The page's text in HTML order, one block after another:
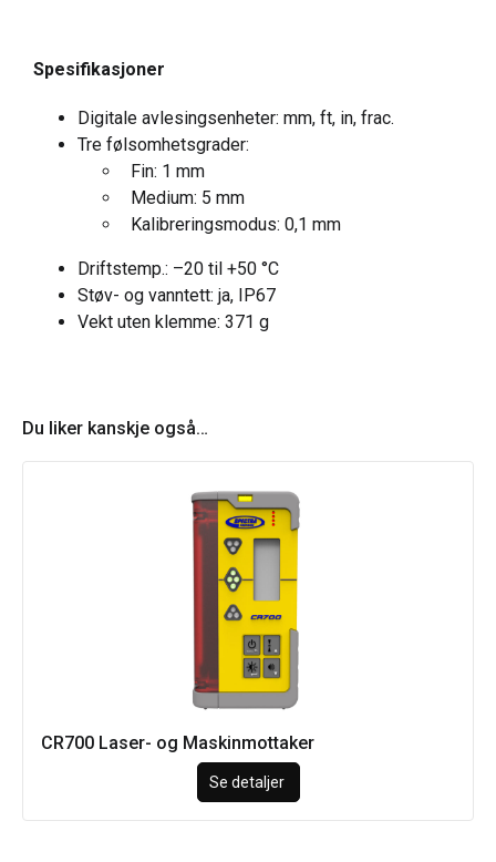
Spesifikasjoner
Digitale avlesingsenheter: mm, ft, in, frac.
Tre følsomhetsgrader:
Fin: 1 mm
Medium: 5 mm
Kalibreringsmodus: 0,1 mm
Driftstemp.: –20 til +50 °C
Støv- og vanntett: ja, IP67
Vekt uten klemme: 371 g
Du liker kanskje også…
CR700 Laser- og Maskinmottaker
Se detaljer